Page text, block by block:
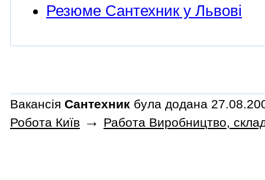
Резюме Сантехник у Львові
Вакансія Сантехник була додана
Робота Київ → Работа Виробництво,